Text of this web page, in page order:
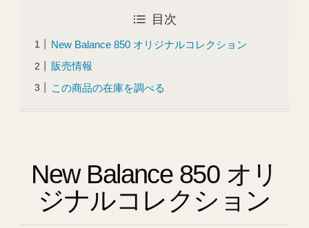
目次
New Balance 850 オリジナルコレクション
販売情報
この商品の在庫を調べる
New Balance 850 オリ
ジナルコレクション